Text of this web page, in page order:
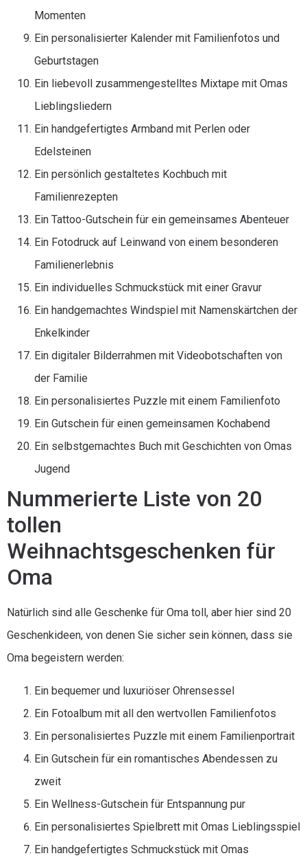
Momenten
Ein personalisierter Kalender mit Familienfotos und
Geburtstagen
Ein liebevoll zusammengestelltes Mixtape mit Omas
Lieblingsliedern
Ein handgefertigtes Armband mit Perlen oder
Edelsteinen
Ein persönlich gestaltetes Kochbuch mit
Familienrezepten
Ein Tattoo-Gutschein für ein gemeinsames Abenteuer
Ein Fotodruck auf Leinwand von einem besonderen
Familienerlebnis
Ein individuelles Schmuckstück mit einer Gravur
Ein handgemachtes Windspiel mit Namenskärtchen der
Enkelkinder
Ein digitaler Bilderrahmen mit Videobotschaften von
der Familie
Ein personalisiertes Puzzle mit einem Familienfoto
Ein Gutschein für einen gemeinsamen Kochabend
Ein selbstgemachtes Buch mit Geschichten von Omas
Jugend
Nummerierte Liste von 20
tollen
Weihnachtsgeschenken für
Oma
Natürlich sind alle Geschenke für Oma toll, aber hier sind 20
Geschenkideen, von denen Sie sicher sein können, dass sie
Oma begeistern werden:
Ein bequemer und luxuriöser Ohrensessel
Ein Fotoalbum mit all den wertvollen Familienfotos
Ein personalisiertes Puzzle mit einem Familienportrait
Ein Gutschein für ein romantisches Abendessen zu
zweit
Ein Wellness-Gutschein für Entspannung pur
Ein personalisiertes Spielbrett mit Omas Lieblingsspiel
Ein handgefertigtes Schmuckstück mit Omas